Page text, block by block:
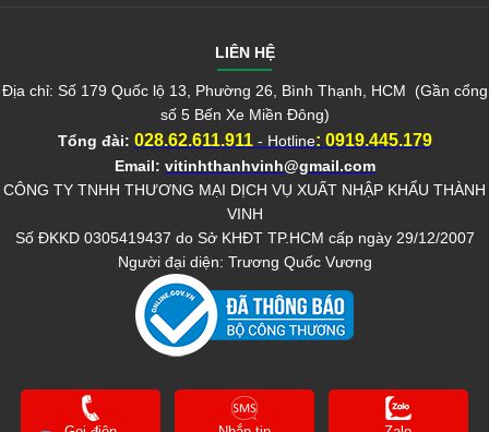
LIÊN HỆ
Địa chỉ: Số 179 Quốc lộ 13, Phường 26, Bình Thạnh, HCM (Gần cổng
số 5 Bến Xe Miền Đông)
Tổng đài: 028.62.611.911 - Hotline: 0919.445.179
Email: vitinhthanhvinh@gmail.com
CÔNG TY TNHH THƯƠNG MẠI DỊCH VỤ XUẤT NHẬP KHẨU THÀNH
VINH
Số ĐKKD 0305419437 do Sở KHĐT TP.HCM cấp ngày 29/12/2007
Người đại diện: Trương Quốc Vương